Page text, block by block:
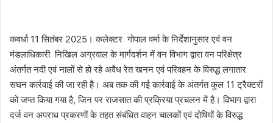
कवर्धा 11 सितंबर 2025। कलेक्टर गोपाल वर्मा के निर्देशानुसार एवं वन
मंडलाधिकारी निखिल अग्रवाल के मार्गदर्शन में वन विभाग द्वारा वन परिक्षेत्र
अंतर्गत नदी एवं नालों से हो रहे अवैध रेत खनन एवं परिवहन के विरुद्ध लगातार
सघन कार्रवाई की जा रही है। अब तक की गई कार्रवाई के अंतर्गत कुल 11 ट्रैक्टरों
को जप्त किया गया है, जिन पर राजसात की प्रक्रिया प्रचलन में है। विभाग द्वारा
दर्ज वन अपराध प्रकरणों के तहत संबंधित वाहन चालकों एवं दोषियों के विरुद्ध